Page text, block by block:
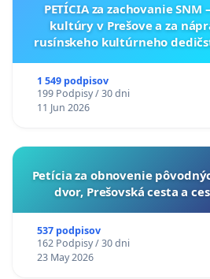
PETÍCIA za zachovanie
kultúry v Prešove a za
rusínskeho kultúrneho
1 549 podpisov
199 Podpisy / 30 dni
11 Jun 2026
​Petícia za obnovenie
dvor, Prešovská cesta a
537 podpisov
162 Podpisy / 30 dni
23 May 2026